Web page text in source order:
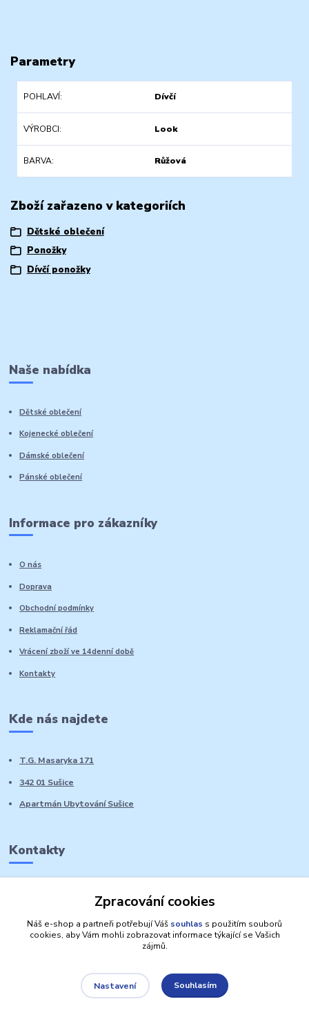
Parametry
POHLAVÍ Dívčí
VÝROBCI Look
BARVA Růžová
Zboží zařazeno v kategoriích
Dětské oblečení
Ponožky
Dívčí ponožky
Naše nabídka
Dětské oblečení
Kojenecké oblečení
Dámské oblečení
Pánské oblečení
Informace pro zákazníky
O nás
Doprava
Obchodní podmínky
Reklamační řád
Vrácení zboží ve 14denní době
Kontakty
Kde nás najdete
T.G. Masaryka 171
342 01 Sušice
Apartmán Ubytování Sušice
Kontakty
Zpracování cookies
Náš e-shop a partneři potřebují Váš souhlas s použitím souborů
cookies, aby Vám mohli zobrazovat informace týkající se Vašich
zájmů.
Nastavení Souhlasím